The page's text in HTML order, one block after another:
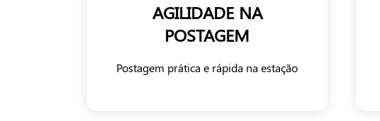
AGILIDADE NA
POSTAGEM
Postagem prática e rápida na estação